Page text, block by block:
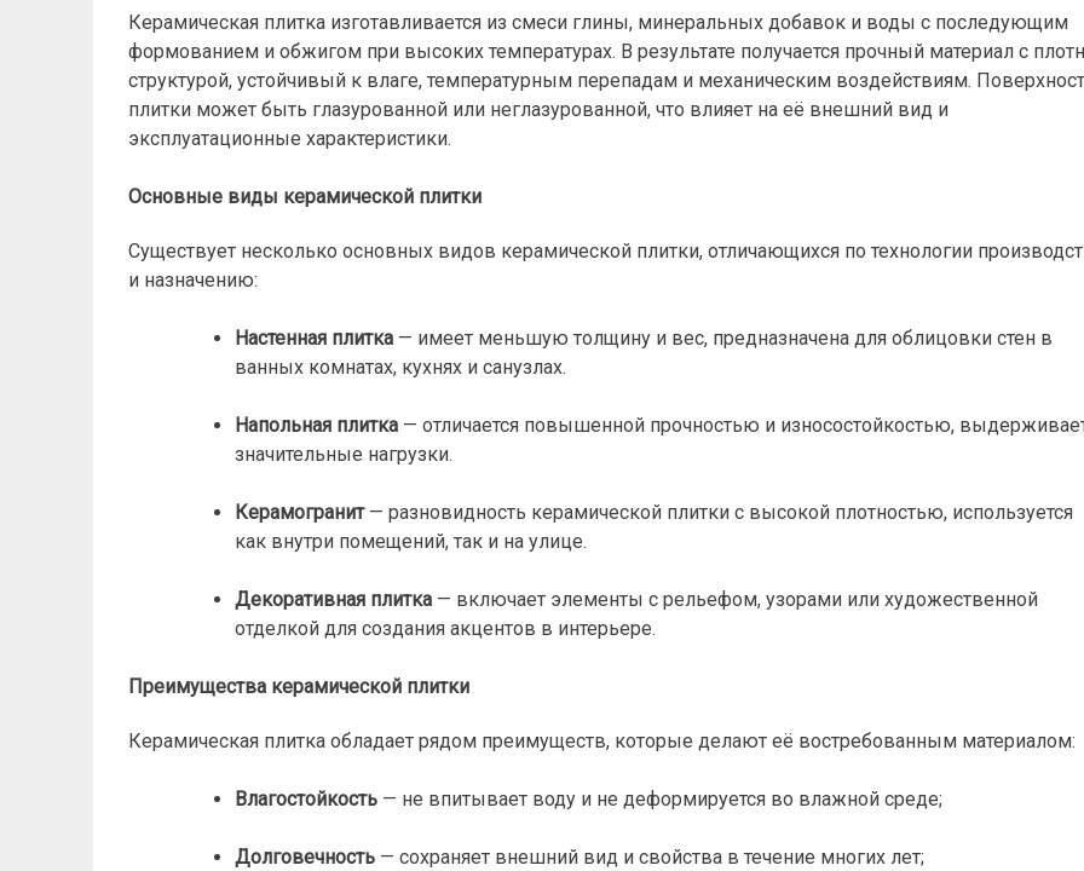
Керамическая плитка изготавливается из смеси глины, минеральных добавок и воды с последующим
формованием и обжигом при высоких температурах. В результате получается прочный материал с
структурой, устойчивый к влаге, температурным перепадам и механическим воздействиям.
плитки может быть глазурованной или неглазурованной, что влияет на её внешний вид и
эксплуатационные характеристики.
Основные виды керамической плитки
Существует несколько основных видов керамической плитки, отличающихся по технологии
и назначению:
Настенная плитка— имеет меньшую толщину и вес, предназначена для облицовки стен в
ванных комнатах, кухнях и санузлах.
Напольная плитка— отличается повышенной прочностью и износостойкостью,
значительные нагрузки.
Керамогранит— разновидность керамической плитки с высокой плотностью, используется
как внутри помещений, так и на улице.
Декоративная плитка— включает элементы с рельефом, узорами или художественной
отделкой для создания акцентов в интерьере.
Преимущества керамической плитки
Керамическая плитка обладает рядом преимуществ, которые делают её востребованным материалом:
Влагостойкость— не впитывает воду и не деформируется во влажной среде;
Долговечность— сохраняет внешний вид и свойства в течение многих лет;